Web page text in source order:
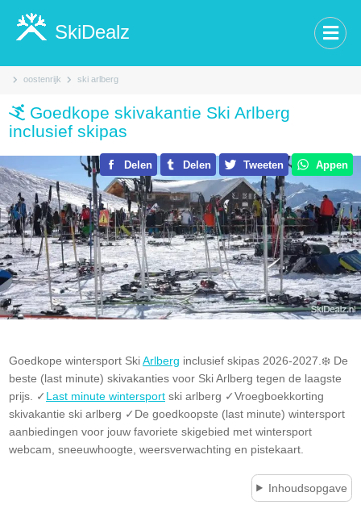
oostenrijk ski arlberg
SkiDealz
Goedkope skivakantie Ski Arlberg
inclusief skipas
Delen Delen Tweeten Appen
Goedkope wintersport SkiArlberg inclusief skipas 2026-2027.❄️ De
beste (last minute) skivakanties voor Ski Arlberg tegen de laagste
prijs. ✓ Last minute wintersport ski arlberg ✓Vroegboekkorting
skivakantie ski arlberg ✓De goedkoopste (last minute) wintersport
aanbiedingen voor jouw favoriete skigebied met wintersport
webcam, sneeuwhoogte, weersverwachting en pistekaart.
Inhoudsopgave